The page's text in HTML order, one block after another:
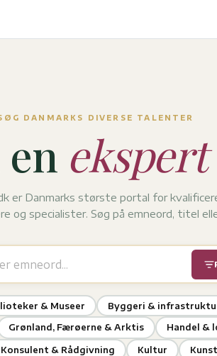
DANMARKS DIVERSE TALENTER
ekspert
er Danmarks største portal for
og specialister. Søg på emneord, titel
& Museer Byggeri &
Grønland, Færøerne & Arktis Handel &
Konsulent & Rådgivning Kultur